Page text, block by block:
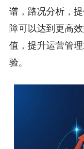
谱，路况分析，
障可以达到更高
值，提升运营管
验。